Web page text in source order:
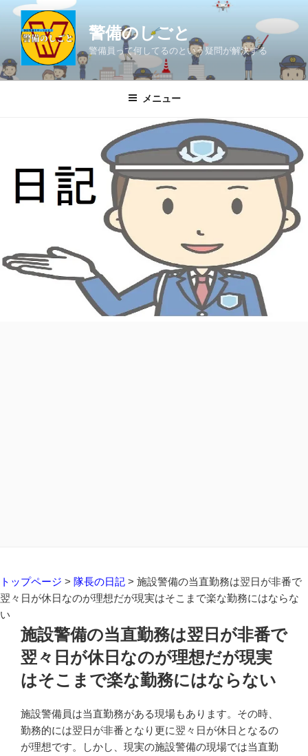
ン
ツ
警備のしごと
警備員って何してるのという疑問が解決する
メニュー
トップページ > 隊長の日記 > 施設警備の当直勤務は翌日が非番で
翌々日が休日なのが理想だが現実はそこまで楽な勤務にはならな
い
施設警備の当直勤務は翌日が非番で
翌々日が休日なのが理想だが現実
はそこまで楽な勤務にはならない
施設警備員は当直勤務がある現場もあります。その時、
勤務的には翌日が非番となり更に翌々日が休日となるの
が理想です。しかし、現実の施設警備の現場では当直勤